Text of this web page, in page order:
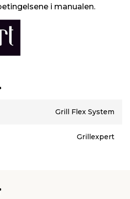
i manualen.
Grill Flex System
Grillexpert